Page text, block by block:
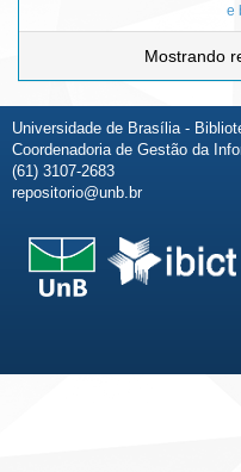
e
Mostrando
Universidade de Brasília -
Coordenadoria de Gestão da
(61) 3107-2683
repositorio@unb.br